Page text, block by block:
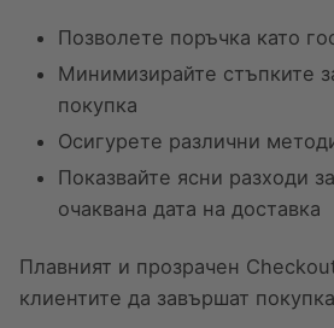
Позволете поръчка като
Минимизирайте стъпките
покупка
Осигурете различни
Показвайте ясни разходи
очаквана дата на доставка
Плавният и прозрачен
клиентите да завършат